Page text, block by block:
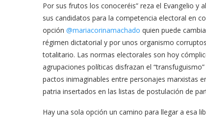
Por sus frutos los conoceréis” reza el Evangelio y
sus candidatos para la competencia electoral en
opción @mariacorinamachado quien puede
régimen dictatorial y por unos organismo
totalitario. Las normas electorales son hoy
agrupaciones políticas disfrazan el
pactos inimaginables entre personajes marxistas
patria insertados en las listas de postulación de
Hay una sola opción un camino para llegar a esa